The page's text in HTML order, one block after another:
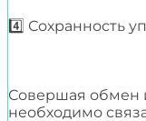
4️⃣ Сохранность
Совершая обмен
необходимо